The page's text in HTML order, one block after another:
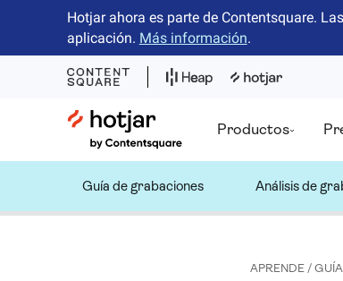
Hotjar ahora es parte de Contentsquare.
aplicación. Más información.
Hotjar Logo
Productos
Guía de grabaciones Análisis de
APRENDE /